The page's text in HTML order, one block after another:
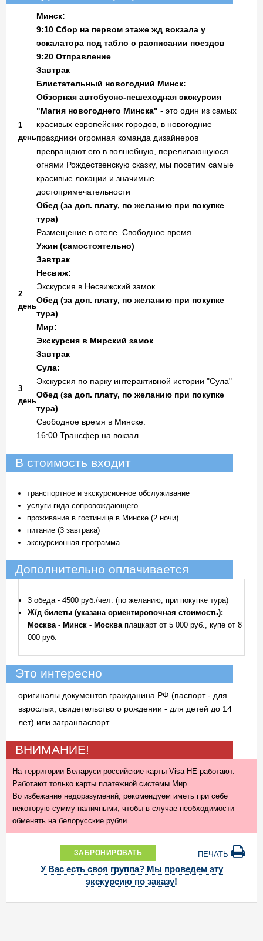
1
день
Минск:
9:10 Сбор на первом этаже жд вокзала у
эскалатора под табло о расписании поездов
9:20 Отправление
Завтрак
Блистательный новогодний Минск:
Обзорная автобусно-пешеходная экскурсия
"Магия новогоднего Минска" - это один из самых
красивых европейских городов, в новогодние
праздники огромная команда дизайнеров
превращают его в волшебную, переливающуюся
огнями Рождественскую сказку, мы посетим самые
красивые локации и значимые
достопримечательности
Обед (за доп. плату, по желанию при покупке
тура)
Размещение в отеле. Свободное время
Ужин (самостоятельно)
2
день
Завтрак
Несвиж:
Экскурсия в Несвижский замок
Обед (за доп. плату, по желанию при покупке
тура)
Мир:
Экскурсия в Мирский замок
3
день
Завтрак
Сула:
Экскурсия по парку интерактивной истории "Сула"
Обед (за доп. плату, по желанию при покупке
тура)
Свободное время в Минске.
16:00 Трансфер на вокзал.
В стоимость входит
транспортное и экскурсионное обслуживание
услуги гида-сопровождающего
проживание в гостинице в Минске (2 ночи)
питание (3 завтрака)
экскурсионная программа
Дополнительно оплачивается
3 обеда - 4500 руб./чел. (по желанию, при покупке тура)
Ж/д билеты (указана ориентировочная стоимость):
Москва - Минск - Москваплацкарт от 5 000 руб., купе от 8
000 руб.
Это интересно
оригиналы документов гражданина РФ (паспорт - для
взрослых, свидетельство о рождении - для детей до 14
лет) или загранпаспорт
ВНИМАНИЕ!
На территории Беларуси российские карты Visa НЕ работают.
Работают только карты платежной системы Мир.
Во избежание недоразумений, рекомендуем иметь при себе
некоторую сумму наличными, чтобы в случае необходимости
обменять на белорусские рубли.
ЗАБРОНИРОВАТЬ ПЕЧАТЬ
У Вас есть своя группа? Мы проведем эту
экскурсию по заказу!